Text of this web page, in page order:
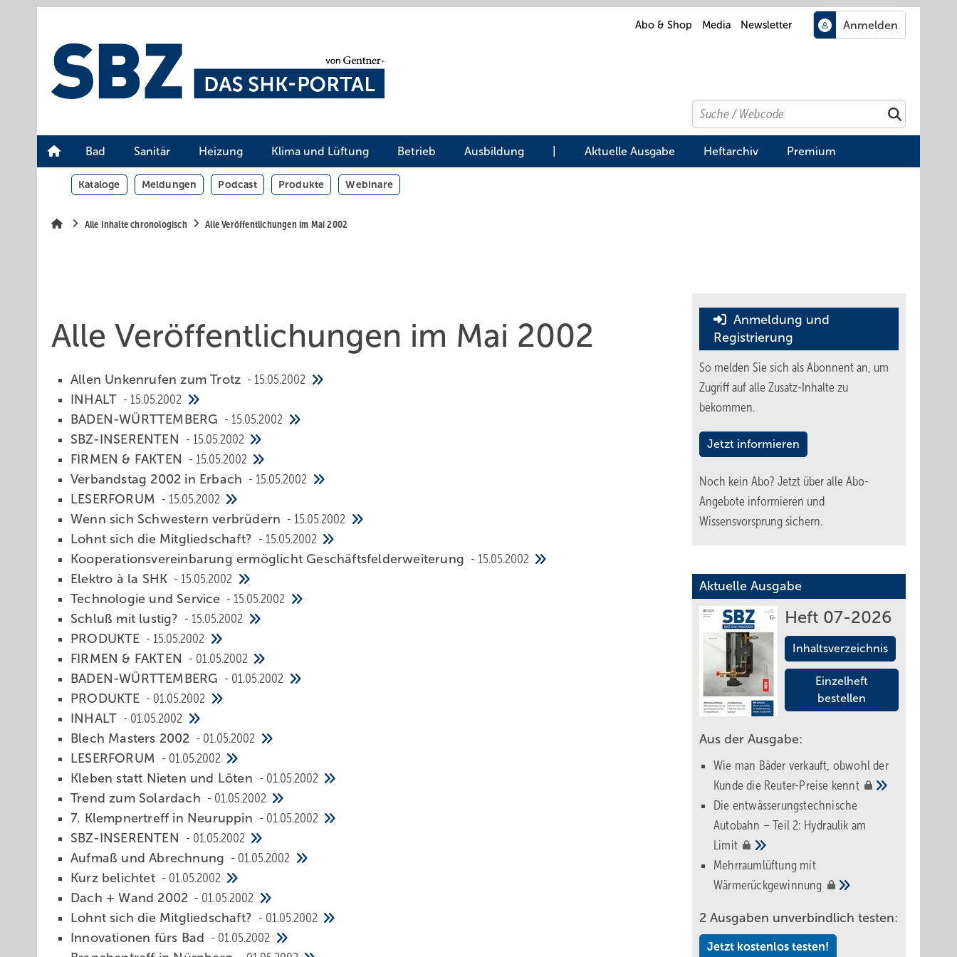
Abo & Shop Media Newsletter
Search
Suchen
Bad Sanitär Heizung Klima und Lüftung Betrieb Ausbildung Aktuelle Ausgabe Heftarchiv Premium
Kataloge Meldungen Podcast Produkte Webinare
Alle Inhalte chronologisch Alle Veröffentlichungen im Mai 2002
Alle Veröffentlichungen im Mai 2002
Allen Unkenrufen zum Trotz
15.05.2002
INHALT
15.05.2002
BADEN-WÜRTTEMBERG
15.05.2002
SBZ-INSERENTEN
15.05.2002
FIRMEN & FAKTEN
15.05.2002
Verbandstag 2002 in Erbach
15.05.2002
LESERFORUM
15.05.2002
Wenn sich Schwestern verbrüdern
15.05.2002
Lohnt sich die Mitgliedschaft?
15.05.2002
Kooperationsvereinbarung ermöglicht Geschäftsfelderweiterung
15.05.2002
Elektro à la SHK
15.05.2002
Technologie und Service
15.05.2002
Schluß mit lustig?
15.05.2002
PRODUKTE
15.05.2002
FIRMEN & FAKTEN
01.05.2002
BADEN-WÜRTTEMBERG
01.05.2002
PRODUKTE
01.05.2002
INHALT
01.05.2002
Blech Masters 2002
01.05.2002
LESERFORUM
01.05.2002
Kleben statt Nieten und Löten
01.05.2002
Trend zum Solardach
01.05.2002
7. Klempnertreff in Neuruppin
01.05.2002
SBZ-INSERENTEN
01.05.2002
Aufmaß und Abrechnung
01.05.2002
Kurz belichtet
01.05.2002
Dach + Wand 2002
01.05.2002
Lohnt sich die Mitgliedschaft?
01.05.2002
Innovationen fürs Bad
01.05.2002
Anmeldung und
Registrierung
So melden Sie sich als Abonnent an, um
Zugriff auf alle Zusatz-Inhalte zu
bekommen.
Jetzt informieren
Noch kein Abo? Jetzt über alle Abo-
Angebote informieren und
Wissensvorsprung sichern.
Aktuelle Ausgabe
Heft 07-2026
Inhaltsverzeichnis
Einzelheft
bestellen
Aus der Ausgabe:
Wie man Bäder verkauft, obwohl der
Kunde die Reuter-Preise kennt
Die entwässerungstechnische
Autobahn – Teil 2: Hydraulik am
Limit
Mehrraumlüftung mit
Wärmerückgewinnung
2 Ausgaben unverbindlich testen:
Jetzt kostenlos testen!